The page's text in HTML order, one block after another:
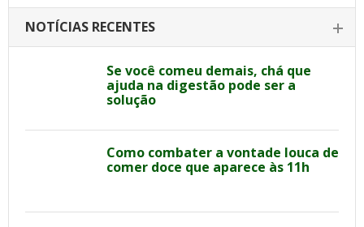
NOTÍCIAS RECENTES
Se você comeu demais, chá que
ajuda na digestão pode ser a
solução
Como combater a vontade louca de
comer doce que aparece às 11h